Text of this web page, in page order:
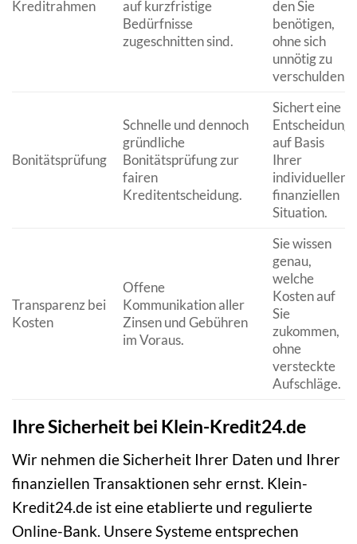
Kreditrahmen
auf kurzfristige
Bedürfnisse
zugeschnitten sind.
den Sie
benötigen,
ohne sich
unnötig zu
verschulden.
Bonitätsprüfung
Schnelle und dennoch
gründliche
Bonitätsprüfung zur
fairen
Kreditentscheidung.
Sichert eine
Entscheidung
auf Basis
Ihrer
individuellen
finanziellen
Situation.
Transparenz bei
Kosten
Offene
Kommunikation aller
Zinsen und Gebühren
im Voraus.
Sie wissen
genau,
welche
Kosten auf
Sie
zukommen,
ohne
versteckte
Aufschläge.
Ihre Sicherheit bei Klein-Kredit24.de
Wir nehmen die Sicherheit Ihrer Daten und Ihrer
finanziellen Transaktionen sehr ernst. Klein-
Kredit24.de ist eine etablierte und regulierte
Online-Bank. Unsere Systeme entsprechen